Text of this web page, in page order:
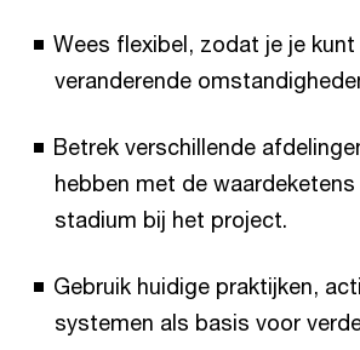
Wees flexibel, zodat je je
veranderende
Betrek verschillende
hebben met de waardeketens
stadium bij het project.
Gebruik huidige praktijken,
systemen als basis voor